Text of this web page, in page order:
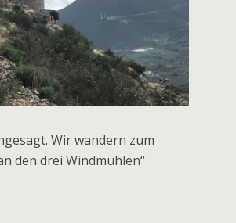
am Meer beim Camping